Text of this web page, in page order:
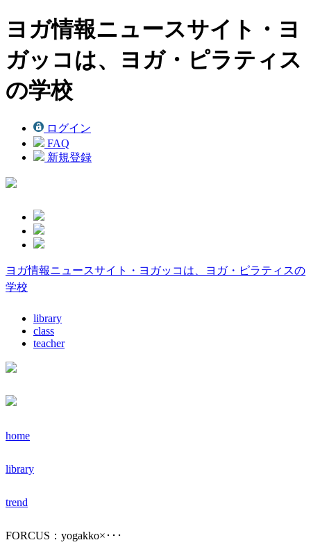
ヨガ情報ニュースサイト・ヨ
ガッコは、ヨガ・ピラティス
の学校
ログイン
FAQ
新規登録
ヨガ情報ニュースサイト・ヨガッコは、ヨガ・ピラティスの
学校
library
class
teacher
home
library
trend
FORCUS：yogakko×･･･